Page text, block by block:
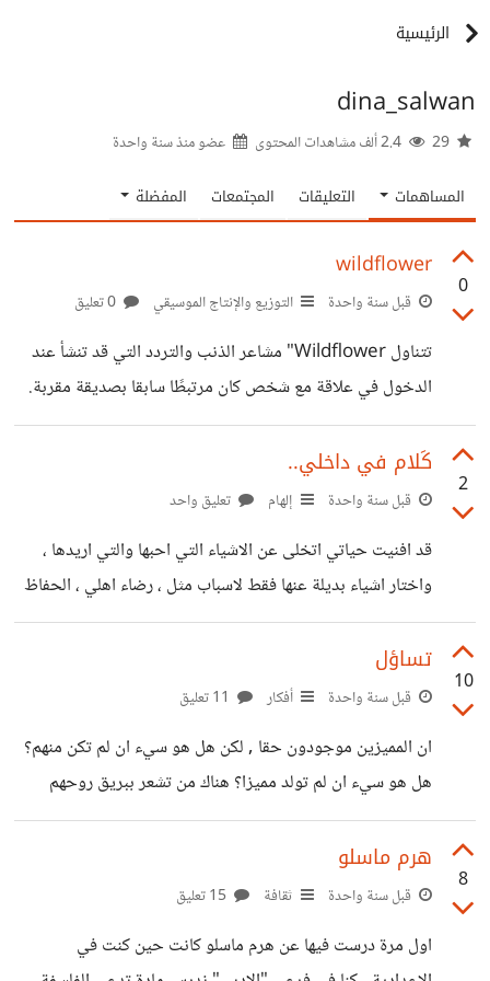
الرئيسية
dina_salwan
عضو منذسنة واحدة
المساهمات التعليقات المجتمعات المفضلة
0
wildflower
قبل سنة واحدة التوزيع والإنتاج الموسيقي
تتناول Wildflower" مشاعر الذنب والتردد التي قد تنشأ عند
الدخول في علاقة مع شخص كان مرتبطًا سابقا بصديقة مقربة.
تشير كلمات الأغنية إلى الألم الناتج عن مقارنة النفس بالحبيبة
السابقة مواساتها خلال انفصالها، ثم الدخول في علاقة مع شريكها
السابق. هذه المشاعر المعقدة تنعكس في كلمات الأغنية التي
(زهرة برية يحمل دلالات رمزية قوية. فالزهور البرية تنمو بحرية،
دون قيود، وغالبًا ما تُعتبر رمزًا للجمال الطبيعي والتفرد. في
سياق الأغنية، قد ترمز "الزهرة
2
كَلام في داخلي..
قبل سنة واحدة إلهام تعليق واحد
قد افنيت حياتي اتخلى عن الاشياء التي احبها والتي اريدها ،
واختار اشياء بديلة عنها فقط لاسباب مثل ، رضاء اهلي ، الحفاظ
على علاقة بيني وبين شخص انا الان ، في جامعة لم اخترها ،
وفي مكان لم احلم به يومًا فقط لرغبة اهلي. وانا الان ، في موقع
احتاج ان ادقق كل شيء ، كلامي ، افعالي ، حتى افكاري ، كل
نفسي حول ما اريد وحول
10
تساؤل
قبل سنة واحدة أفكار
ان المميزين موجودون حقا , لكن هل هو سيء ان لم تكن منهم؟
هل هو سيء ان لم تولد مميزا؟ هناك من تشعر ببريق روحهم
بدون ان يحاولوا لفت انتباهك حتى , تاثيرهم ملحوظ دائما ,
على المكان , على الاشخاص , على كل شيئ , وبدون ان يفعلوا
شيئا واخرون يبذلون جهدا كبيرا الا انهم لا يلمعون ابدا , يبقون
8
هرم ماسلو
قبل سنة واحدة ثقافة
اول مرة درست فيها عن هرم ماسلو كانت حين كنت في